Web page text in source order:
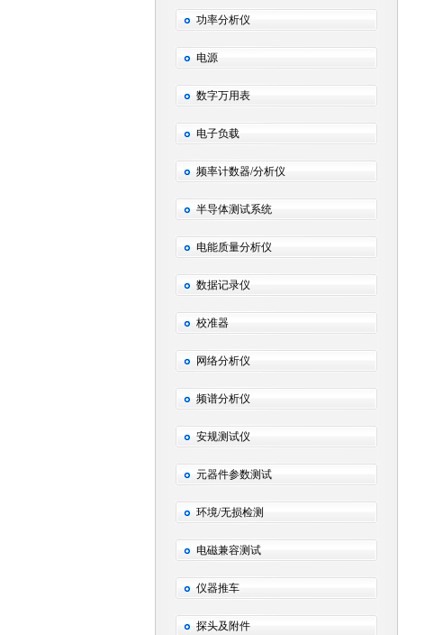
功率分析仪
电源
数字万用表
电子负载
频率计数器/分析仪
半导体测试系统
电能质量分析仪
数据记录仪
校准器
网络分析仪
频谱分析仪
安规测试仪
元器件参数测试
环境/无损检测
电磁兼容测试
仪器推车
探头及附件